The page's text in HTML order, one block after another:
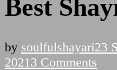
Best
by soulfulshayari23
2021 3 Comments